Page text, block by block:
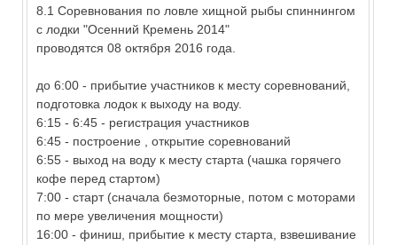
8.1 Соревнования по ловле хищной рыбы спиннингом
с лодки "Осенний Кремень 2014"
проводятся 08 октября 2016 года.
до 6:00 - прибытие участников к месту соревнований,
подготовка лодок к выходу на воду.
6:15 - 6:45 - регистрация участников
6:45 - построение , открытие соревнований
6:55 - выход на воду к месту старта (чашка горячего
кофе перед стартом)
7:00 - старт (сначала безмоторные, потом с моторами
по мере увеличения мощности)
16:00 - финиш, прибытие к месту старта, взвешивание